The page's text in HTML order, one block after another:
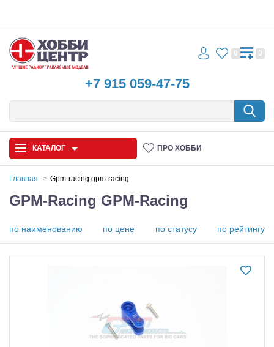
+7 915 059-47-75
0 0
КАТАЛОГ ПРО ХОББИ
Автомодели
Запчасти и аксессуары
Главная Gpm-racing gpm-racing
GPM-Racing GPM-Racing
по наименованию по цене по статусу по рейтингу